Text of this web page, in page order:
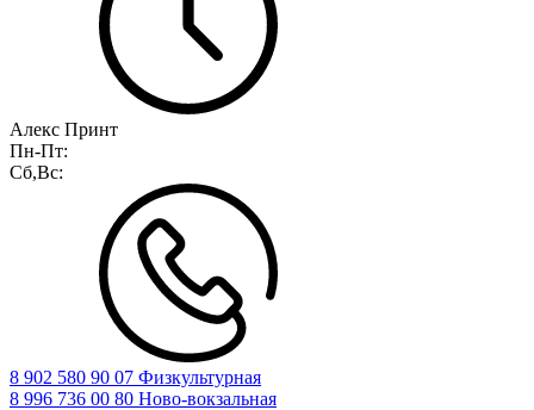
Алекс Принт
Пн-Пт:
Сб,Вс:
8 902 580 90 07 Физкультурная
8 996 736 00 80 Ново-вокзальная